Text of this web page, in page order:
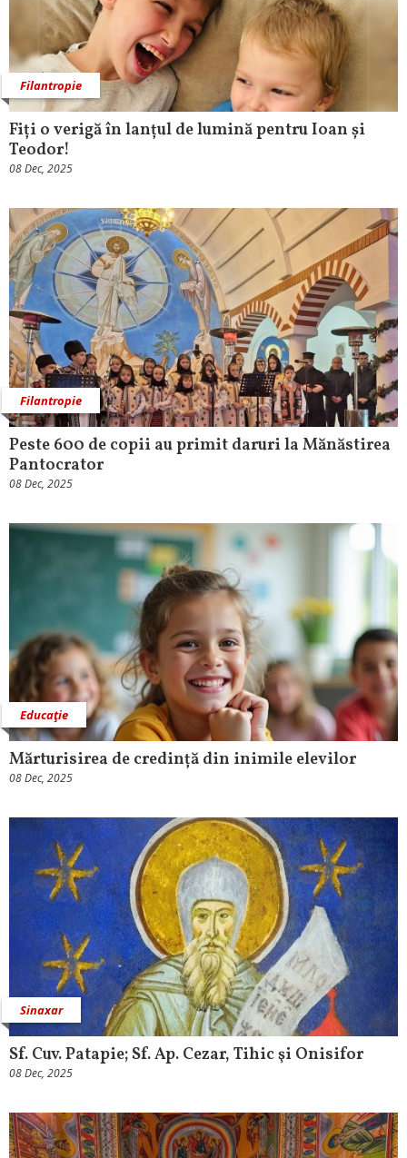
Filantropie
Fiți o verigă în lanțul de lumină pentru Ioan și
Teodor!
08 Dec, 2025
Filantropie
Peste 600 de copii au primit daruri la Mănăstirea
Pantocrator
08 Dec, 2025
Educaţie
Mărturisirea de credință din inimile elevilor
08 Dec, 2025
Sinaxar
Sf. Cuv. Patapie; Sf. Ap. Cezar, Tihic şi Onisifor
08 Dec, 2025